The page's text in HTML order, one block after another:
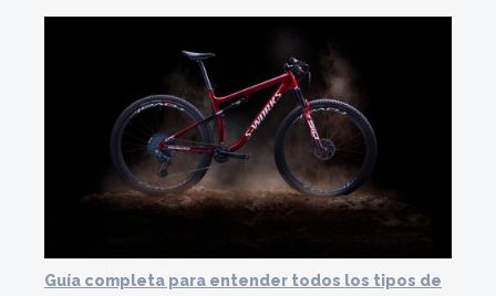
Guía completa para entender todos los tipos de